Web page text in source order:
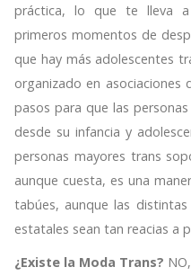
práctica, lo que te lleva
primeros momentos de
que hay más adolescentes
organizado en
pasos para que las
desde su infancia y
personas mayores trans
aunque cuesta, es una
tabúes, aunque las
estatales sean tan reacias a
¿Existe la Moda Trans?